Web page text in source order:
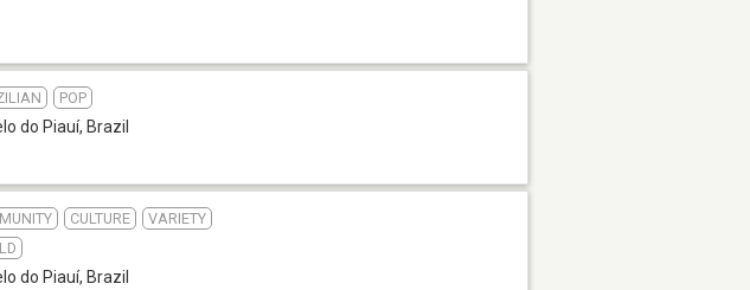
POP
do Piauí, Brazil
CULTURE
VARIETY
do Piauí, Brazil